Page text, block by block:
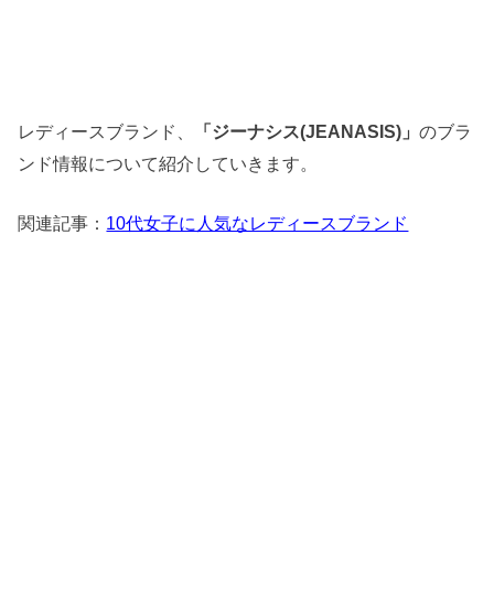
レディースブランド、 「ジーナシス(JEANASIS)」のブラ
ンド情報について紹介していきます。
関連記事： 10代女子に人気なレディースブランド